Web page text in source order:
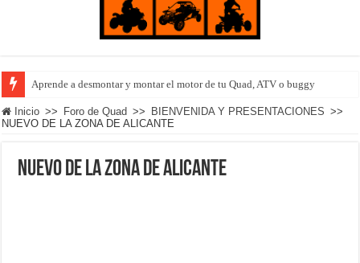
Aprende a desmontar y montar el motor de tu Quad, ATV o buggy
Inicio >> Foro de Quad >> BIENVENIDA Y PRESENTACIONES >>
NUEVO DE LA ZONA DE ALICANTE
NUEVO DE LA ZONA DE ALICANTE